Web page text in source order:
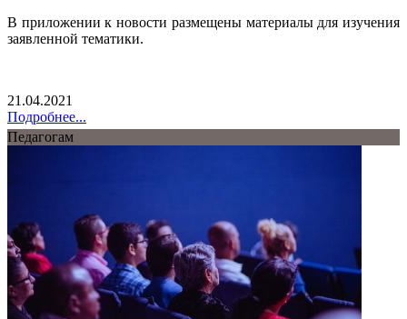
В приложении к новости размещены материалы для изучения
заявленной тематики.
21.04.2021
Подробнее...
Педагогам